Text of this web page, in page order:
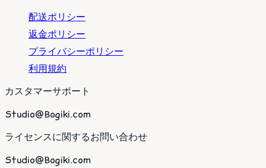
配送ポリシー
返金ポリシー
プライバシーポリシー
利用規約
カスタマーサポート
Studio@Bogiki.com
ライセンスに関するお問い合わせ
Studio@Bogiki.com